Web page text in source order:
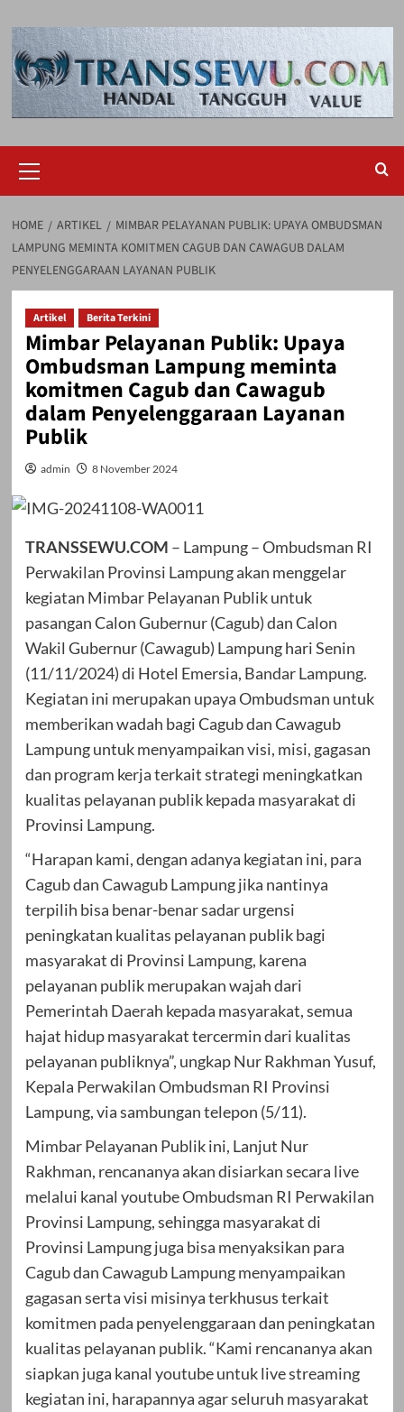
to
content
Menu
HOME ARTIKEL
MIMBAR PELAYANAN PUBLIK: UPAYA OMBUDSMAN
LAMPUNG MEMINTA KOMITMEN CAGUB DAN CAWAGUB DALAM
PENYELENGGARAAN LAYANAN PUBLIK
Artikel Berita Terkini
Mimbar Pelayanan Publik: Upaya
Ombudsman Lampung meminta
komitmen Cagub dan Cawagub
dalam Penyelenggaraan Layanan
Publik
admin 8 November 2024
TRANSSEWU.COM – Lampung – Ombudsman RI
Perwakilan Provinsi Lampung akan menggelar
kegiatan Mimbar Pelayanan Publik untuk
pasangan Calon Gubernur (Cagub) dan Calon
Wakil Gubernur (Cawagub) Lampung hari Senin
(11/11/2024) di Hotel Emersia, Bandar Lampung.
Kegiatan ini merupakan upaya Ombudsman untuk
memberikan wadah bagi Cagub dan Cawagub
Lampung untuk menyampaikan visi, misi, gagasan
dan program kerja terkait strategi meningkatkan
kualitas pelayanan publik kepada masyarakat di
Provinsi Lampung.
“Harapan kami, dengan adanya kegiatan ini, para
Cagub dan Cawagub Lampung jika nantinya
terpilih bisa benar-benar sadar urgensi
peningkatan kualitas pelayanan publik bagi
masyarakat di Provinsi Lampung, karena
pelayanan publik merupakan wajah dari
Pemerintah Daerah kepada masyarakat, semua
hajat hidup masyarakat tercermin dari kualitas
pelayanan publiknya”, ungkap Nur Rakhman Yusuf,
Kepala Perwakilan Ombudsman RI Provinsi
Lampung, via sambungan telepon (5/11).
Mimbar Pelayanan Publik ini, Lanjut Nur
Rakhman, rencananya akan disiarkan secara live
melalui kanal youtube Ombudsman RI Perwakilan
Provinsi Lampung, sehingga masyarakat di
Provinsi Lampung juga bisa menyaksikan para
Cagub dan Cawagub Lampung menyampaikan
gagasan serta visi misinya terkhusus terkait
komitmen pada penyelenggaraan dan peningkatan
kualitas pelayanan publik. “Kami rencananya akan
siapkan juga kanal youtube untuk live streaming
kegiatan ini, harapannya agar seluruh masyarakat